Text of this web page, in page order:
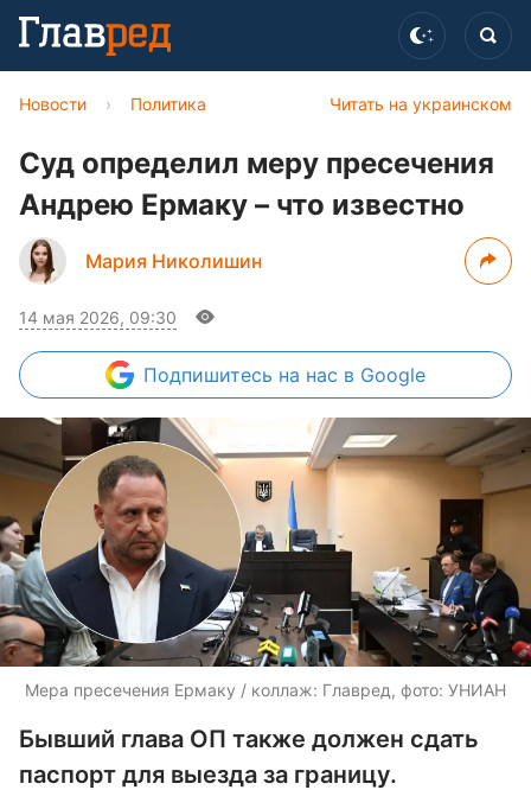
Читать на украинском
Новости › Политика
Суд определил меру пресечения
Андрею Ермаку – что известно
Мария Николишин
14 мая 2026, 09:30
Подпишитесь на нас в Google
Мера пресечения Ермаку / коллаж: Главред, фото: УНИАН
Бывший глава ОП также должен сдать
паспорт для выезда за границу.